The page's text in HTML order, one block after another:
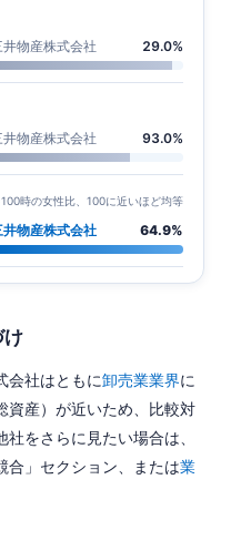
井物産株式会社 29.0%
井物産株式会社 93.0%
時の女性比、100に近いほど均等
井物産株式会社 64.9%
け
会社はともに卸売業業界に
資産）が近いため、比較対
をさらに見たい場合は、
合」セクション、または業